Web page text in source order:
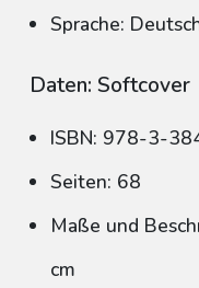
Sprache:
Daten: Softcover
ISBN: 978-3-
Seiten: 68
Maße und
cm